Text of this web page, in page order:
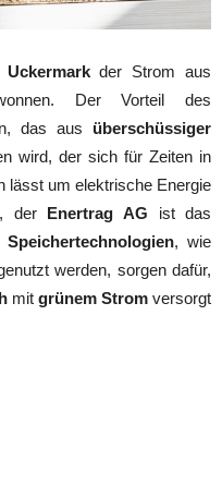
Uckermarkder Strom aus
Der Vorteil des
das aus überschüssiger
wird, der sich für Zeiten in
lässt um elektrische Energie
der Enertrag AG ist das
Speichertechnologien, wie
werden, sorgen dafür,
mit grünem Strom versorgt